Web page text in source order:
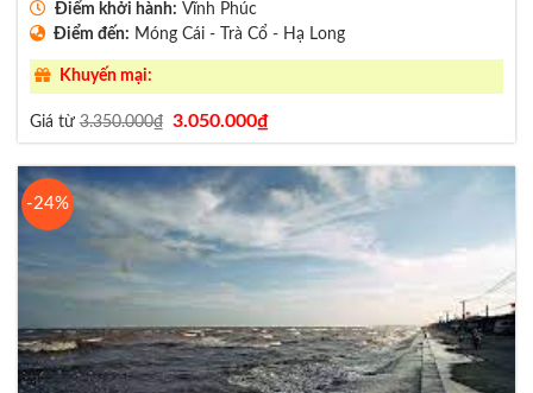
Điểm khởi hành: Vĩnh Phúc
Điểm đến: Móng Cái - Trà Cổ - Hạ Long
Khuyến mại:
Giá từ3.350.000₫
Giá
là:
3.350.000₫.
3.050.000₫Giá
hiện
tại
là:
3.050.000₫.
-24%